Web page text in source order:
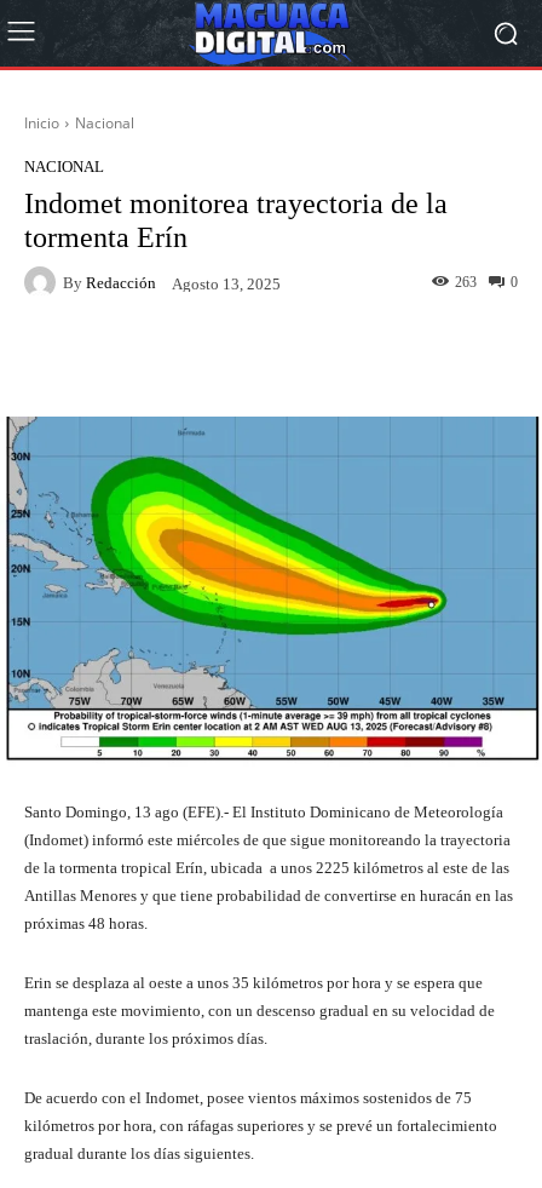
Inicio Nacional
NACIONAL
Indomet monitorea trayectoria de la
tormenta Erín
By Redacción Agosto 13, 2025 0
263
Santo Domingo, 13 ago (EFE).- El Instituto Dominicano de Meteorología
(Indomet) informó este miércoles de que sigue monitoreando la trayectoria
de la tormenta tropical Erín, ubicada a unos 2225 kilómetros al este de las
Antillas Menores y que tiene probabilidad de convertirse en huracán en las
próximas 48 horas.
Erin se desplaza al oeste a unos 35 kilómetros por hora y se espera que
mantenga este movimiento, con un descenso gradual en su velocidad de
traslación, durante los próximos días.
De acuerdo con el Indomet, posee vientos máximos sostenidos de 75
kilómetros por hora, con ráfagas superiores y se prevé un fortalecimiento
gradual durante los días siguientes.